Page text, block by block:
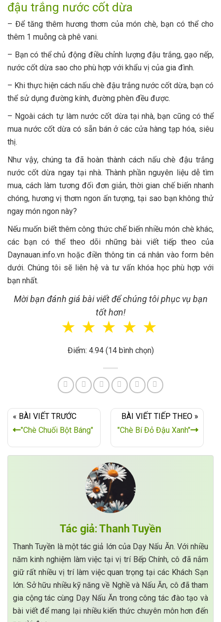
đậu trắng nước cốt dừa
– Để tăng thêm hương thơm của món chè, bạn có thể cho
thêm 1 muỗng cà phê vani.
– Bạn có thể chủ động điều chỉnh lượng đậu trắng, gạo nếp,
nước cốt dừa sao cho phù hợp với khẩu vị của gia đình.
– Khi thực hiện cách nấu chè đậu trắng nước cốt dừa, bạn có
thể sử dụng đường kính, đường phèn đều được.
– Ngoài cách tự làm nước cốt dừa tại nhà, bạn cũng có thể
mua nước cốt dừa có sẵn bán ở các cửa hàng tạp hóa, siêu
thị.
Như vậy, chúng ta đã hoàn thành cách nấu chè đậu trắng
nước cốt dừa ngay tại nhà. Thành phần nguyên liệu dễ tìm
mua, cách làm tương đối đơn giản, thời gian chế biến nhanh
chóng, hương vị thơm ngon ấn tượng, tại sao bạn không thử
ngay món ngon này?
Nếu muốn biết thêm công thức chế biến nhiều món chè khác,
các bạn có thể theo dõi những bài viết tiếp theo của
Daynauan.info.vn hoặc điền thông tin cá nhân vào form bên
dưới. Chúng tôi sẽ liên hệ và tư vấn khóa học phù hợp với
bạn nhất.
Mời bạn đánh giá bài viết để chúng tôi phục vụ bạn
tốt hơn!
☆
☆
☆
☆
☆
Điểm: 4.94 (14 bình chọn)
« BÀI VIẾT TRƯỚC
"Chè Chuối Bột Báng"
BÀI VIẾT TIẾP THEO »
"Chè Bí Đỏ Đậu Xanh"
Tác giả: Thanh Tuyền
Thanh Tuyền là một tác giả lớn của Dạy Nấu Ăn. Với nhiều
năm kinh nghiệm làm việc tại vị trí Bếp Chính, cô đã nắm
giữ rất nhiều vị trí làm việc quan trọng tại các Khách Sạn
lớn. Sở hữu nhiều kỹ năng về Nghề và Nấu Ăn, cô đã tham
gia cộng tác cùng Dạy Nấu Ăn trong công tác đào tạo và
bài viết để mang lại nhiều kiến thức chuyên môn hơn đến